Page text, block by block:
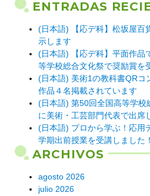
ENTRADAS
(日本語) 【応デ科】松坂屋百
示します
(日本語) 【応デ科】平面作品
等学校総合文化祭で奨励賞を
(日本語) 美術1の教科書QRコ
作品４名掲載されています
(日本語) 第50回全国高等学校
に美術・工芸部門代表で出席
(日本語) プロから学ぶ！応
学期出前授業を受講しました！
ARCHIVOS
agosto 2026
julio 2026